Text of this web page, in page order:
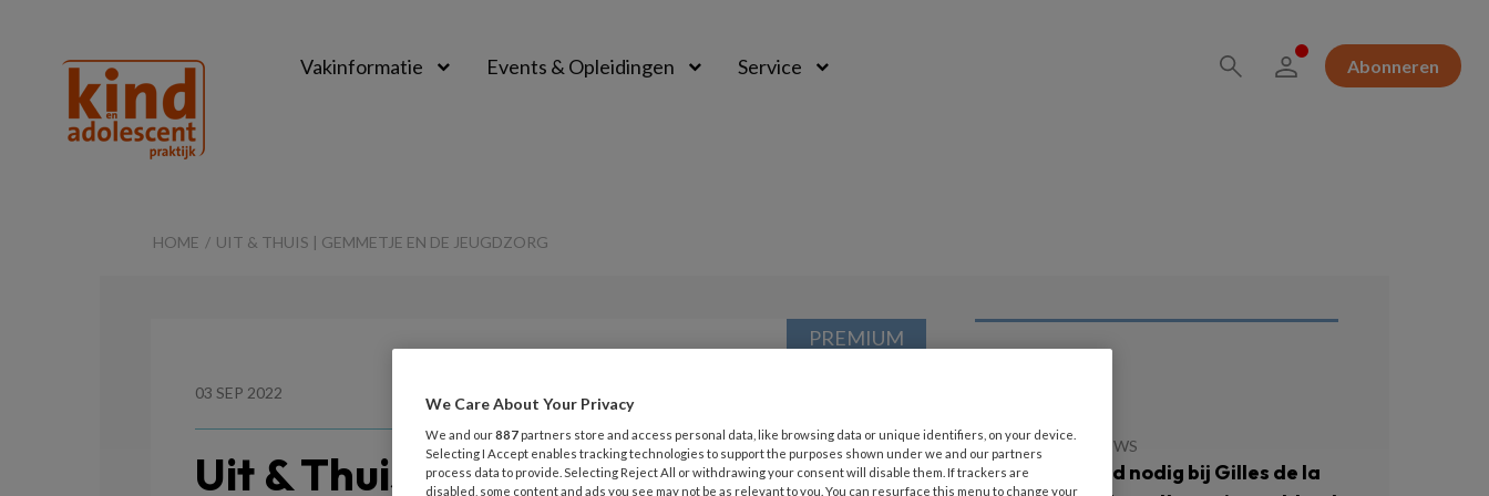
&
Vakinformatie Events & Opleidingen Service Abonneren
HOME UIT & THUIS | GEMMETJE EN DE JEUGDZORG
03 SEP 2022
Uit & Thuis | Gemmetje en de
PREMIUM
6 JULI 2026 NIEUWS
Pillen niet altijd nodig bij Gilles de la
We Care About Your Privacy
We and our887 partners store and access personal data, like browsing data or unique identifiers, on your device.
Selecting I Accept enables tracking technologies to support the purposes shown under we and our partners
process data to provide. Selecting Reject All or withdrawing your consent will disable them. If trackers are
disabled, some content and ads you see may not be as relevant to you. You can resurface this menu to change your